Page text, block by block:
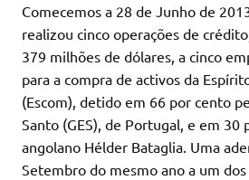
Comecemos a 28 de Junho de
realizou cinco operações de
379 milhões de dólares, a cinco
para a compra de activos da
(Escom), detido em 66 por cento
Santo (GES), de Portugal, e em 30
angolano Hélder Bataglia. Uma
Setembro do mesmo ano a um